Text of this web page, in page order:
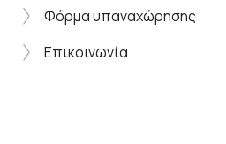
Φόρμα υπαναχώρησης
Επικοινωνία